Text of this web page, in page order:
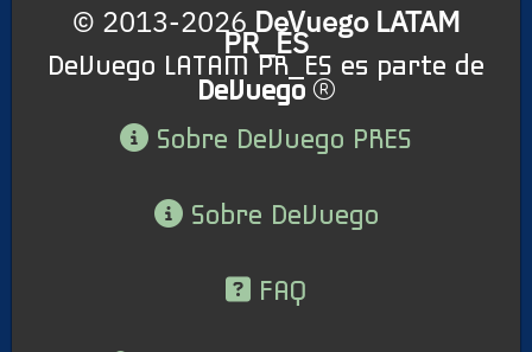
© 2013-2026 DeVuego LATAM
PR_ES
DeVuego LATAM PR_ES es parte de
DeVuego
Sobre DeVuego PRES
Sobre DeVuego
FAQ